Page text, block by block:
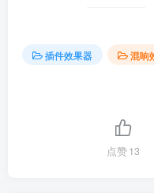
插件效果器 混响
点赞13